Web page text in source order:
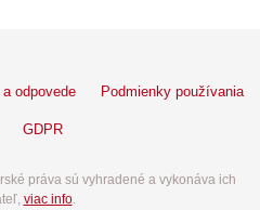
odpovede Podmienky používania
GDPR
práva sú vyhradené a vykonáva ich
viac info.